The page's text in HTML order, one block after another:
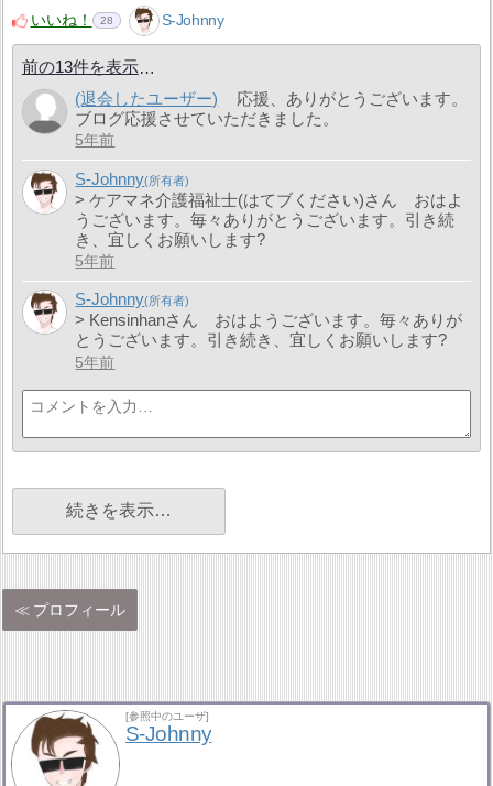
いいね！
28 S-Johnny
前の13件を表示
(退会したユーザー)
応援、ありがとうございます。
ブログ応援させていただきました。
5年前
S-Johnny
> ケアマネ介護福祉士(はてブください)さん おはよ
うございます。毎々ありがとうございます。引き続
き、宜しくお願いします?
5年前
S-Johnny
> Kensinhanさん おはようございます。毎々ありが
とうございます。引き続き、宜しくお願いします?
5年前
続きを表示…
プロフィール
[参照中のユーザ]
S-Johnny